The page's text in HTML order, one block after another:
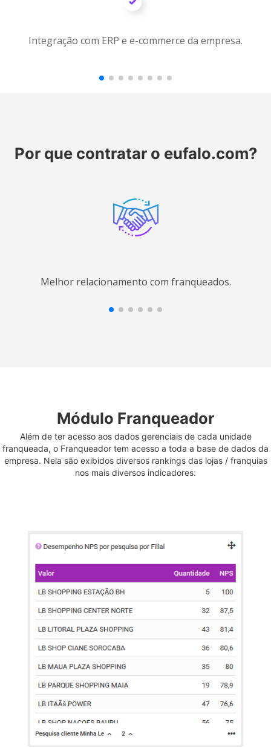
Integração com ERP e e-commerce da empresa.
Por que contratar o eufalo.com?
Melhor relacionamento com franqueados.
Módulo Franqueador
Além de ter acesso aos dados gerenciais de cada unidade
franqueada, o Franqueador tem acesso a toda a base de dados da
empresa. Nela são exibidos diversos rankings das lojas / franquias
nos mais diversos indicadores: